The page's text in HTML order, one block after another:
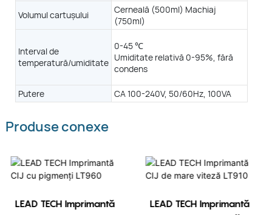
Volumul cartușului
Cerneală (500ml) Machiaj
(750ml)
Interval de
temperatură/umiditate
0-45 ℃
Umiditate relativă 0-95%, fără
condens
Putere CA 100-240V, 50/60Hz, 100VA
lungime 3 m
Super moale, lungime 3 m
Imprimare la 360°
Machiaj (750ml)
0-95%, fără condens
Produse conexe
LEAD TECH Imprimantă
LEAD TECH Imprimantă